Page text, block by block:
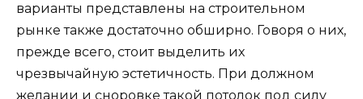
варианты представлены на строительном
рынке также достаточно обширно. Говоря о них,
прежде всего, стоит выделить их
чрезвычайную эстетичность. При должном
желании и сноровке такой потолок под силу